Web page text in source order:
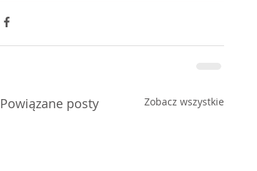
Powiązane posty Zobacz wszystkie